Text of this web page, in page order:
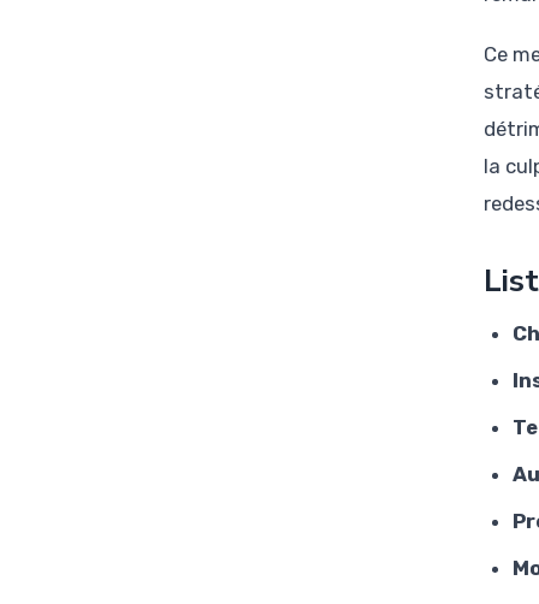
Ce
la